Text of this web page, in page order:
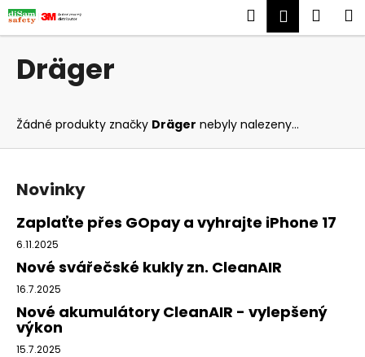
Přejít
na
obsah
Hledat
Dräger
Žádné produkty značky Dräger nebyly nalezeny...
K
o Zpět
Zpět
p
o
ř
e
b
u
j
e
t
e
Z
Novinky
Zaplaťte přes GOpay a vyhrajte iPhone 17
6.11.2025
Nové svářečské kukly zn. CleanAIR
16.7.2025
Nové akumulátory CleanAIR - vylepšený
výkon
15.7.2025